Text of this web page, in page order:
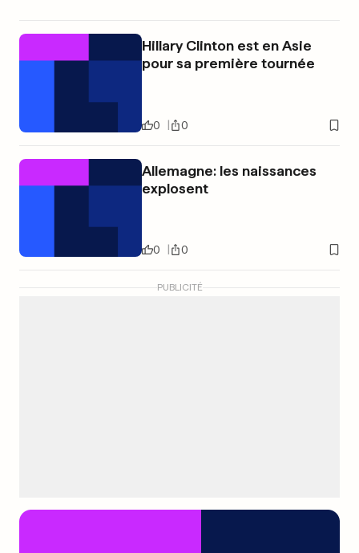
Hillary Clinton est en Asie
pour sa première tournée
0 0
Allemagne: les naissances
explosent
0 0
PUBLICITÉ